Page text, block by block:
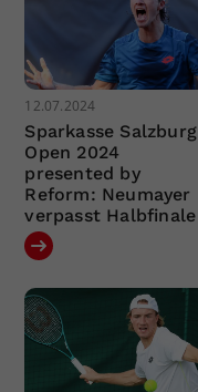
12.07.2024
Sparkasse Salzburg
Open 2024
presented by
Reform: Neumayer
verpasst Halbfinale